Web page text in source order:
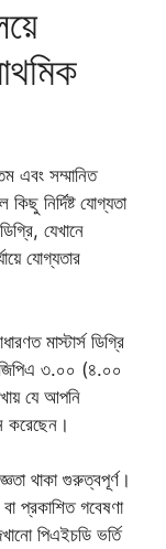
এবং সম্মানিত
নির্দিষ্ট যোগ্যতা
যেখানে
যোগ্যতার
মাস্টার্স ডিগ্রি
৩.০০ (৪.০০
যে আপনি
করেছেন।
থাকা গুরুত্বপূর্ণ।
প্রকাশিত গবেষণা
পিএইচডি ভর্তি